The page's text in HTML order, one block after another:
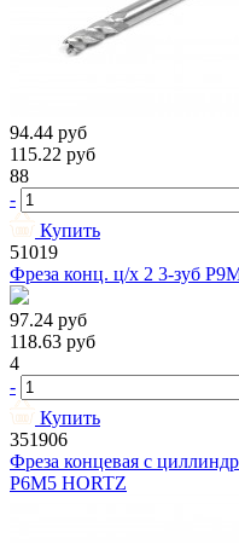
94.44 руб
115.22 руб
88
-
Купить
51019
Фреза конц. ц/х 2 3-зуб
97.24 руб
118.63 руб
4
-
Купить
351906
Фреза концевая с
Р6М5 HORTZ